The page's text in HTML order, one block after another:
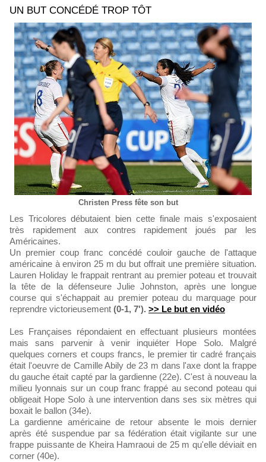
UN BUT CONCÉDÉ TROP TÔT
Christen Press fête son but
Les Tricolores débutaient bien cette finale mais s'exposaient
très rapidement aux contres rapidement joués par les
Américaines.
Un premier coup franc concédé couloir gauche de l'attaque
américaine à environ 25 m du but offrait une première situation.
Lauren Holiday le frappait rentrant au premier poteau et trouvait
la tête de la défenseure Julie Johnston, après une longue
course qui s'échappait au premier poteau du marquage pour
reprendre victorieusement (0-1, 7'). >> Le but en vidéo
Les Françaises répondaient en effectuant plusieurs montées
mais sans parvenir à venir inquiéter Hope Solo. Malgré
quelques corners et coups francs, le premier tir cadré français
était l'oeuvre de Camille Abily de 23 m dans l'axe dont la frappe
du gauche était capté par la gardienne (22e). C'est à nouveau la
milieu lyonnais sur un coup franc frappé au second poteau qui
obligeait Hope Solo à une intervention dans ses six mètres qui
boxait le ballon (34e).
La gardienne américaine de retour absente le mois dernier
après été suspendue par sa fédération était vigilante sur une
frappe puissante de Kheira Hamraoui de 25 m qu'elle déviait en
corner (40e).